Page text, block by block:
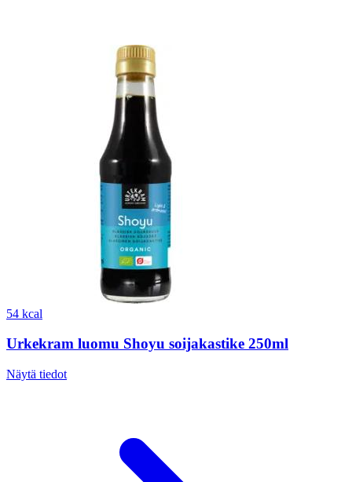
54 kcal
Urkekram luomu Shoyu soijakastike 250ml
Näytä tiedot